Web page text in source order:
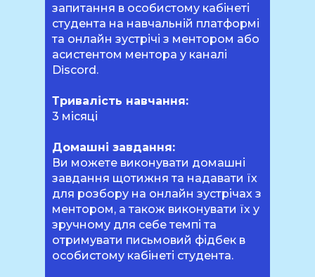
запитання в особистому кабінеті
студента на навчальній платформі
та онлайн зустрічі з ментором або
асистентом ментора у каналі
Discord.
Тривалість навчання:
3 місяці
Домашні завдання:
Ви можете виконувати домашні
завдання щотижня та надавати їх
для розбору на онлайн зустрічах з
ментором, а також виконувати їх у
зручному для себе темпі та
отримувати письмовий фідбек в
особистому кабінеті студента.